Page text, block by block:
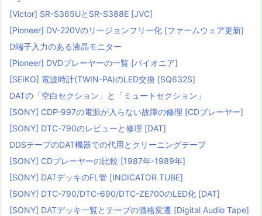
[Victor] SR-S365UとSR-S388E [JVC]
[Pioneer] DV-220Vのリージョンフリー化 [ファームウェア更新]
D端子入力のある液晶モニター
[Pioneer] DVDプレーヤーの一覧 [パイオニア]
[SEIKO] 電波時計(TWIN-PA)のLED交換 [SQ632S]
DATの「空白セクション」と「ミュートセクション」
[SONY] CDP-997の電源が入らない故障の修理 [CDプレーヤー]
[SONY] DTC-790のレビューと修理 [DAT]
DDSテープのDAT機器での代用とクリーニングテープ
[SONY] CDプレーヤーの比較 [1987年-1989年]
[SONY] DATデッキのFL管 [INDICATOR TUBE]
[SONY] DTC-790/DTC-690/DTC-ZE700のLED化 [DAT]
[SONY] DATデッキ一覧とテープの価格変遷 [Digital Audio Tape]